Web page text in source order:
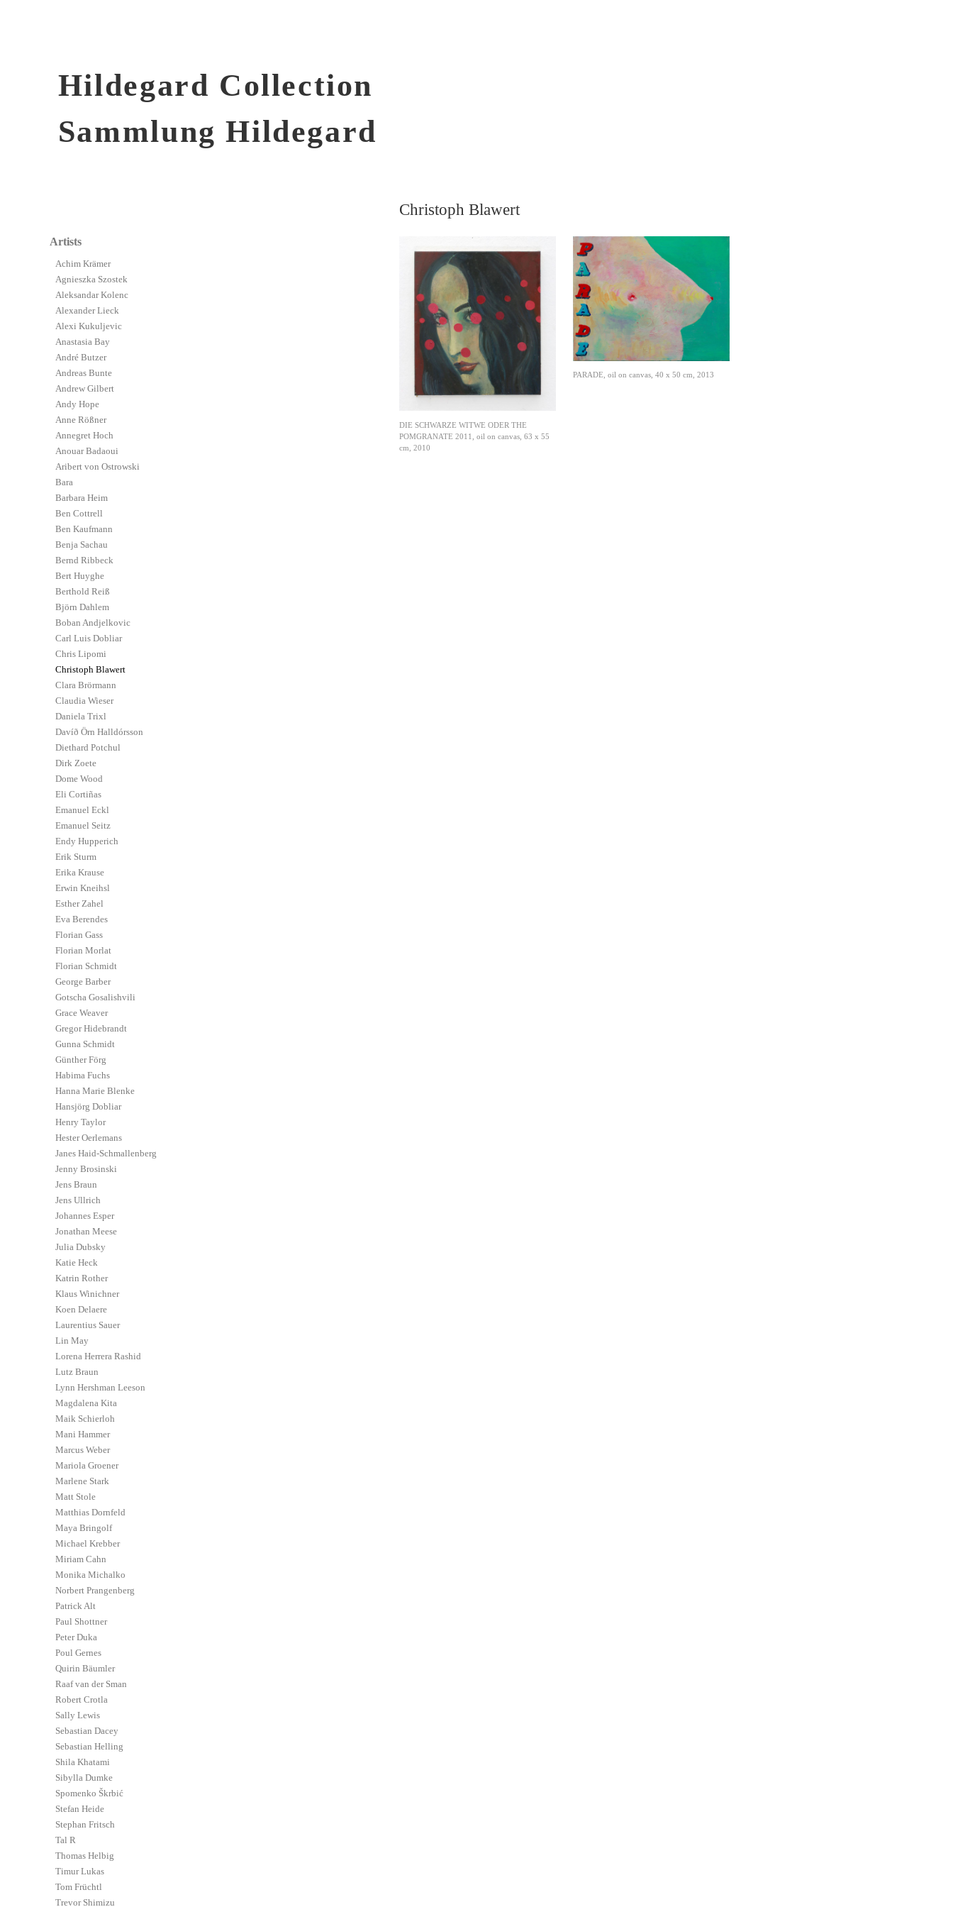
Hildegard Collection
Sammlung Hildegard
Artists
Achim Krämer
Agnieszka Szostek
Aleksandar Kolenc
Alexander Lieck
Alexi Kukuljevic
Anastasia Bay
André Butzer
Andreas Bunte
Andrew Gilbert
Andy Hope
Anne Rößner
Annegret Hoch
Anouar Badaoui
Aribert von Ostrowski
Bara
Barbara Heim
Ben Cottrell
Ben Kaufmann
Benja Sachau
Bernd Ribbeck
Bert Huyghe
Berthold Reiß
Björn Dahlem
Boban Andjelkovic
Carl Luis Dobliar
Chris Lipomi
Christoph Blawert
Clara Brörmann
Claudia Wieser
Daniela Trixl
Davíð Örn Halldórsson
Diethard Potchul
Dirk Zoete
Dome Wood
Eli Cortiñas
Emanuel Eckl
Emanuel Seitz
Endy Hupperich
Erik Sturm
Erika Krause
Erwin Kneihsl
Esther Zahel
Eva Berendes
Florian Gass
Florian Morlat
Florian Schmidt
George Barber
Gotscha Gosalishvili
Grace Weaver
Gregor Hidebrandt
Gunna Schmidt
Günther Förg
Habima Fuchs
Hanna Marie Blenke
Hansjörg Dobliar
Henry Taylor
Hester Oerlemans
Janes Haid-Schmallenberg
Jenny Brosinski
Jens Braun
Jens Ullrich
Johannes Esper
Jonathan Meese
Julia Dubsky
Katie Heck
Katrin Rother
Klaus Winichner
Koen Delaere
Laurentius Sauer
Lin May
Lorena Herrera Rashid
Lutz Braun
Lynn Hershman Leeson
Magdalena Kita
Maik Schierloh
Mani Hammer
Marcus Weber
Mariola Groener
Marlene Stark
Matt Stole
Matthias Dornfeld
Maya Bringolf
Michael Krebber
Miriam Cahn
Monika Michalko
Norbert Prangenberg
Patrick Alt
Paul Shottner
Peter Duka
Poul Gernes
Quirin Bäumler
Raaf van der Sman
Robert Crotla
Sally Lewis
Sebastian Dacey
Sebastian Helling
Shila Khatami
Sibylla Dumke
Spomenko Škrbić
Stefan Heide
Stephan Fritsch
Tal R
Thomas Helbig
Timur Lukas
Tom Früchtl
Trevor Shimizu
Christoph Blawert
DIE SCHWARZE WITWE ODER THE
POMGRANATE 2011, oil on canvas, 63 x 55
cm, 2010
PARADE, oil on canvas, 40 x 50 cm, 2013